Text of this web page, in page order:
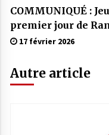
COMMUNIQUÉ :
premier jour de
17 février 2026
Autre article